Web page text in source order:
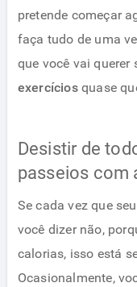
pretende começar
faça tudo de uma
que você vai querer
exercíciosquase
Desistir de
passeios com
Se cada vez que
você dizer não,
calorias, isso está
Ocasionalmente,